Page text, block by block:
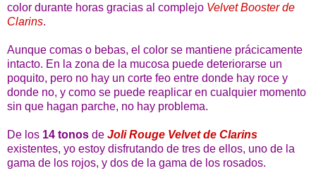
color durante horas gracias al complejo Velvet Booster de
Clarins.
Aunque comas o bebas, el color se mantiene prácicamente
intacto. En la zona de la mucosa puede deteriorarse un
poquito, pero no hay un corte feo entre donde hay roce y
donde no, y como se puede reaplicar en cualquier momento
sin que hagan parche, no hay problema.
De los 14 tonos de Joli Rouge Velvet de Clarins
existentes, yo estoy disfrutando de tres de ellos, uno de la
gama de los rojos, y dos de la gama de los rosados.